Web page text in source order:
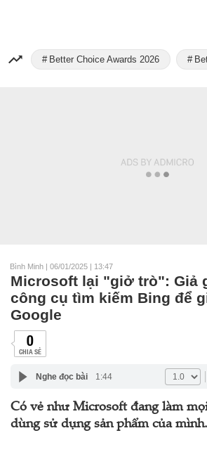
Better Choice Awards 2026
Bình Minh | 06/01/2025 | 13:47
Microsoft lại "giở trò": Giả
công cụ tìm kiếm Bing để
Google
0
CHIA SẺ
Nghe đọc bài 1:44
Có vẻ như Microsoft đang làm
dùng sử dụng sản phẩm của mình.